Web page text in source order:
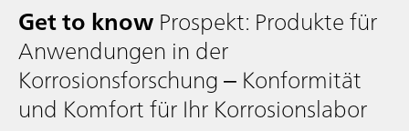
Get to knowProspekt: Produkte für
Anwendungen in der
Korrosionsforschung ‒ Konformität
und Komfort für Ihr Korrosionslabor